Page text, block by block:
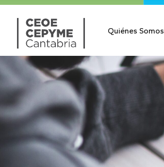
Quiénes Somos